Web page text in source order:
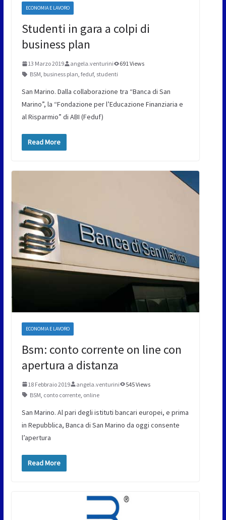
ECONOMIA E LAVORO
Studenti in gara a colpi di
business plan
13 Marzo 2019 angela.venturini
691 Views
BSM, business plan, feduf, studenti
San Marino. Dalla collaborazione tra “Banca di San
Marino”, la “Fondazione per l’Educazione Finanziaria e
al Risparmio” di ABI (Feduf)
Read More
ECONOMIA E LAVORO
Bsm: conto corrente on line con
apertura a distanza
18 Febbraio 2019 angela.venturini
545 Views
BSM conto corrente, online
San Marino. Al pari degli istituti bancari europei, e prima
in Repubblica, Banca di San Marino da oggi consente
l’apertura
Read More